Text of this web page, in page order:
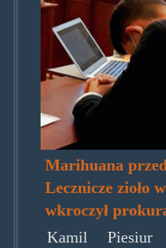
Marihuana
Lecznicze zioło
wkroczył
Kamil